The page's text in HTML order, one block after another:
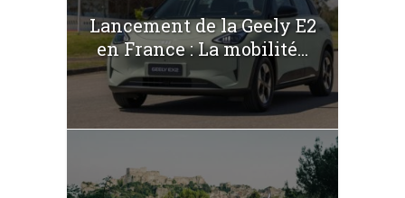
Lancement de la Geely E2
en France : La mobilité...